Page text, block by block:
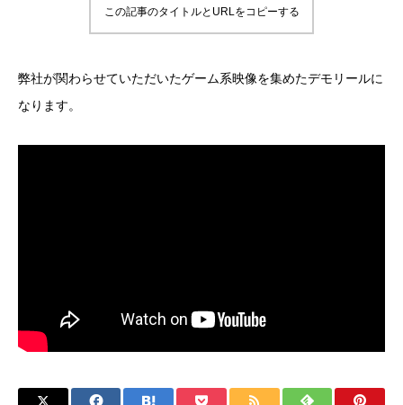
この記事のタイトルとURLをコピーする
弊社が関わらせていただいたゲーム系映像を集めたデモリールに
なります。